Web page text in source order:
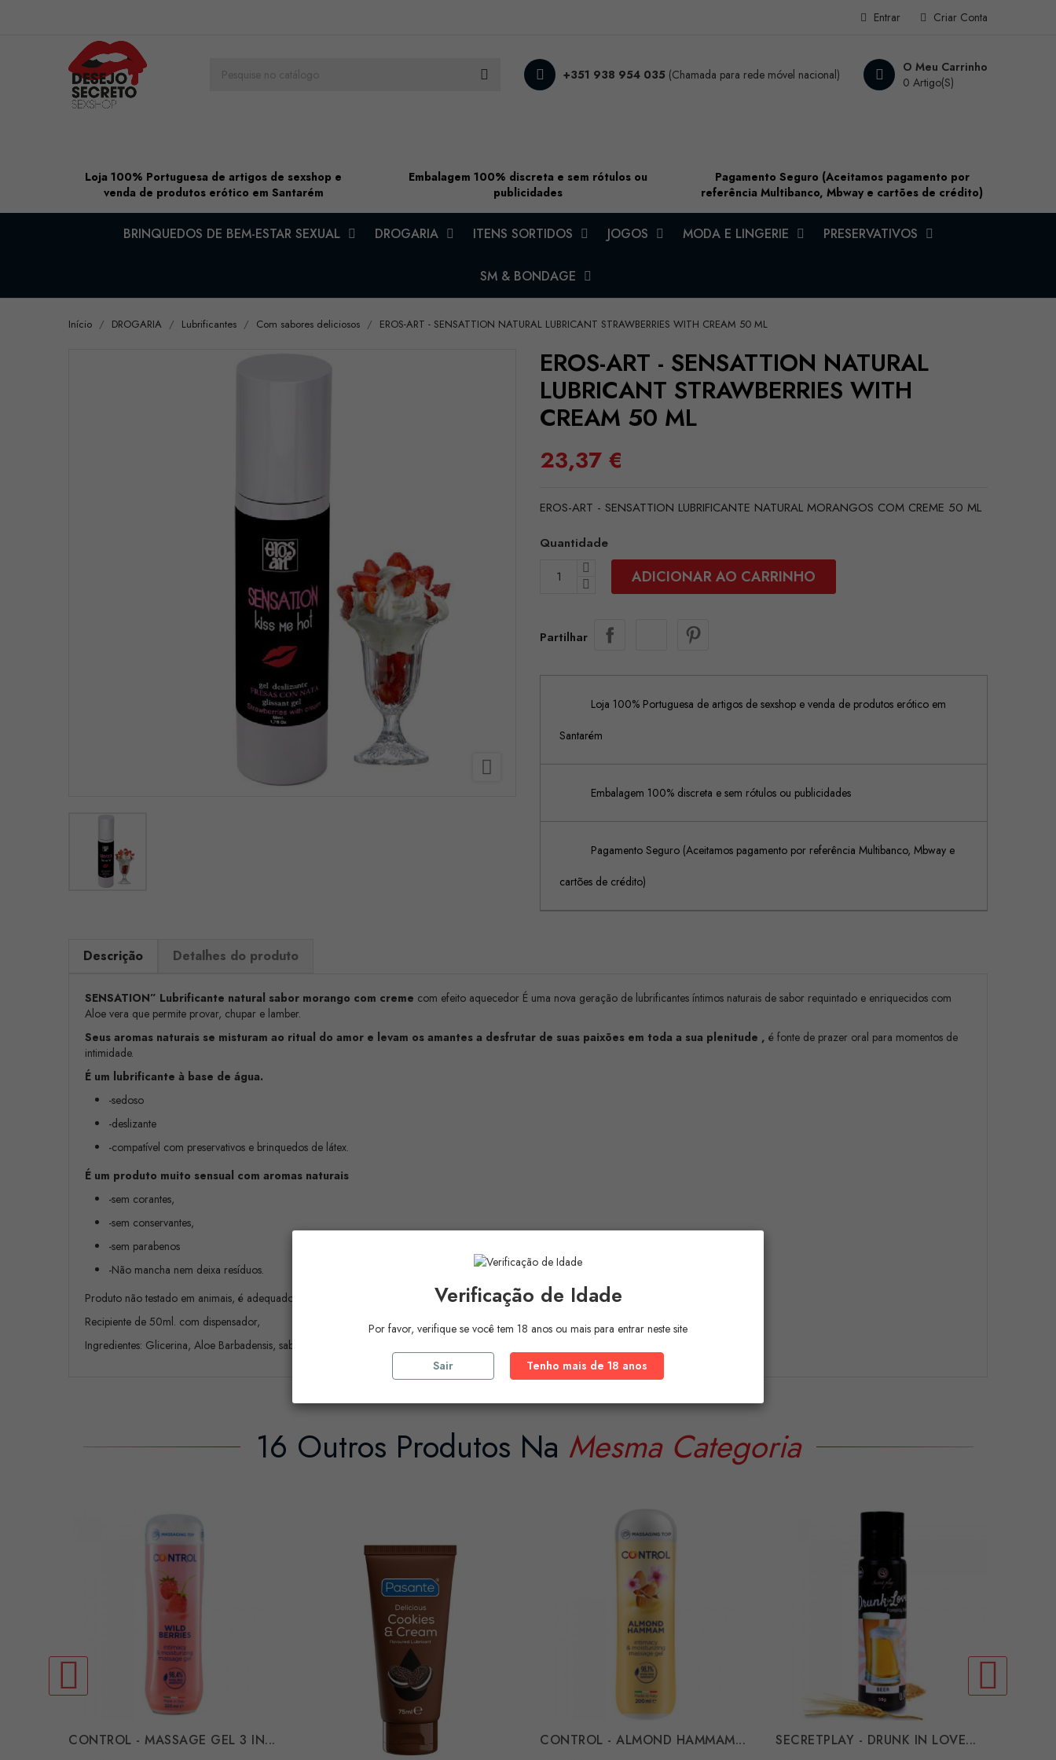
Criar Conta
Entrar
O Meu Carrinho
0 Artigo(s)
+351 938 954 035 (Chamada para rede móvel nacional)
Loja 100% Portuguesa de artigos de sexshop e
venda de produtos erótico em Santarém
Embalagem 100% discreta e sem rótulos ou
publicidades
Pagamento Seguro (Aceitamos pagamento por
referência Multibanco, Mbway e cartões de crédito)
BRINQUEDOS DE BEM-ESTAR SEXUAL DROGARIA ITENS SORTIDOS JOGOS MODA E LINGERIE PRESERVATIVOS
SM & BONDAGE
Início DROGARIA Lubrificantes Com sabores deliciosos EROS-ART - SENSATTION NATURAL LUBRICANT STRAWBERRIES WITH CREAM 50 ML

EROS-ART - SENSATTION NATURAL
LUBRICANT STRAWBERRIES WITH
CREAM 50 ML
23,37 €
EROS-ART - SENSATTION LUBRIFICANTE NATURAL MORANGOS COM CREME 50 ML
Quantidade
ADICIONAR AO CARRINHO
Partilhar
Loja 100% Portuguesa de artigos de sexshop e venda de produtos erótico em
Santarém
Embalagem 100% discreta e sem rótulos ou publicidades
Pagamento Seguro (Aceitamos pagamento por referência Multibanco, Mbway e
cartões de crédito)
Descrição Detalhes do produto
SENSATION” Lubrificante natural sabor morango com creme com efeito aquecedor É uma nova geração de lubrificantes íntimos naturais de sabor requintado e enriquecidos com
Aloe vera que permite provar, chupar e lamber.
Seus aromas naturais se misturam ao ritual do amor e levam os amantes a desfrutar de suas paixões em toda a sua plenitude , é fonte de prazer oral para momentos de
intimidade.
É um lubrificante à base de água.
-sedoso
-deslizante
-compatível com preservativos e brinquedos de látex.
É um produto muito sensual com aromas naturais
-sem corantes,
-sem conservantes,
-sem parabenos
-Não mancha nem deixa resíduos.
Produto não testado em animais, é adequado para veganos.
Recipiente de 50ml. com dispensador,
Ingredientes: Glicerina, Aloe Barbadensis, sabores naturais, sucralose
16 Outros Produtos Na Mesma Categoria
CONTROL - MASSAGE GEL 3 IN... CONTROL - ALMOND HAMMAM... SECRETPLAY - DRUNK IN LOVE...
Verificação de Idade
Por favor, verifique se você tem 18 anos ou mais para entrar neste site
Sair Tenho mais de 18 anos